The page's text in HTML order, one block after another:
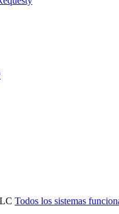
Todos los sistemas